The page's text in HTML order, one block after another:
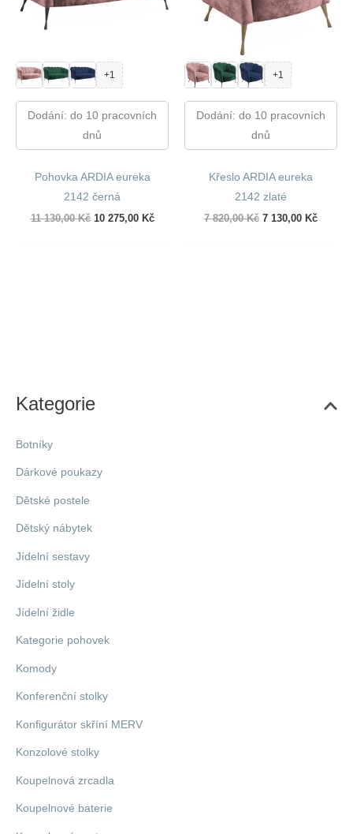
Kategorie
Botníky
Dárkové poukazy
Dětské postele
Dětský nábytek
Jídelní sestavy
Jídelní stoly
Jídelní židle
Kategorie pohovek
Komody
Konferenční stolky
Konfigurátor skříní MERV
Konzolové stolky
Koupelnová zrcadla
Koupelnové baterie
+1
Dodání: do 10 pracovních
dnů
Pohovka ARDIA eureka
2142 černá
11 130,00Kč Původní
10 275,00 KčAktuální
+1
Dodání: do 10 pracovních
dnů
Křeslo ARDIA eureka
2142 zlaté
7 820,00Kč Původní
7 130,00 Kč